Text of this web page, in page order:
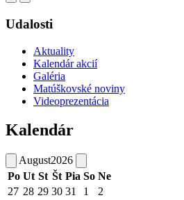
Udalosti
Aktuality
Kalendár akcií
Galéria
Matúškovské noviny
Videoprezentácia
Kalendár
August2026
Po Ut St Št Pia So Ne
27 28 29 30 31 1
2